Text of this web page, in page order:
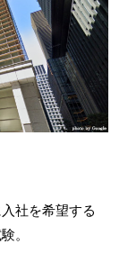
社を希望する
。